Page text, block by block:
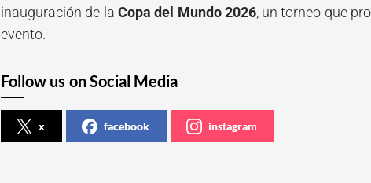
inauguración de la Copa del Mundo 2026, un torneo que
evento.
Follow us on Social Media
x facebook instagram